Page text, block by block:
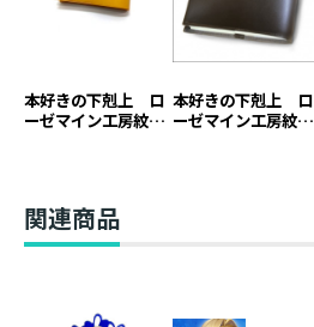
本好きの下剋上 ロ
ーゼマイン工房紋章
本好きの下剋上 ロ
ーゼマイン工房紋章
関連商品